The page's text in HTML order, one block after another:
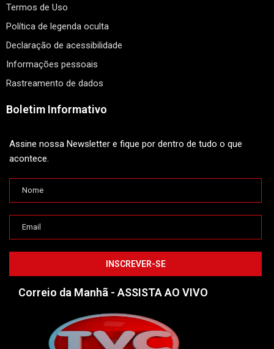
Termos de Uso
Política de legenda oculta
Declaração de acessibilidade
Informações pessoais
Rastreamento de dados
Boletim Informativo
Assine nossa Newsletter e fique por dentro de tudo o que
acontece.
Correio da Manhã - ASSISTA AO VIVO